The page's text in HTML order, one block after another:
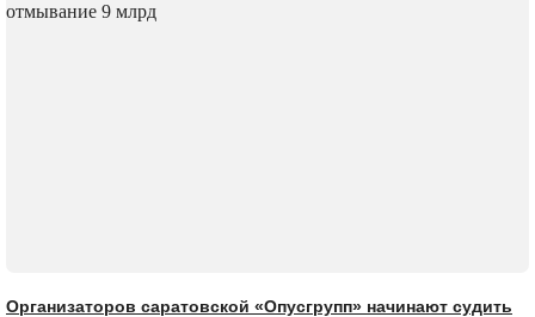
Организаторов саратовской «Опусгрупп» начинают судить